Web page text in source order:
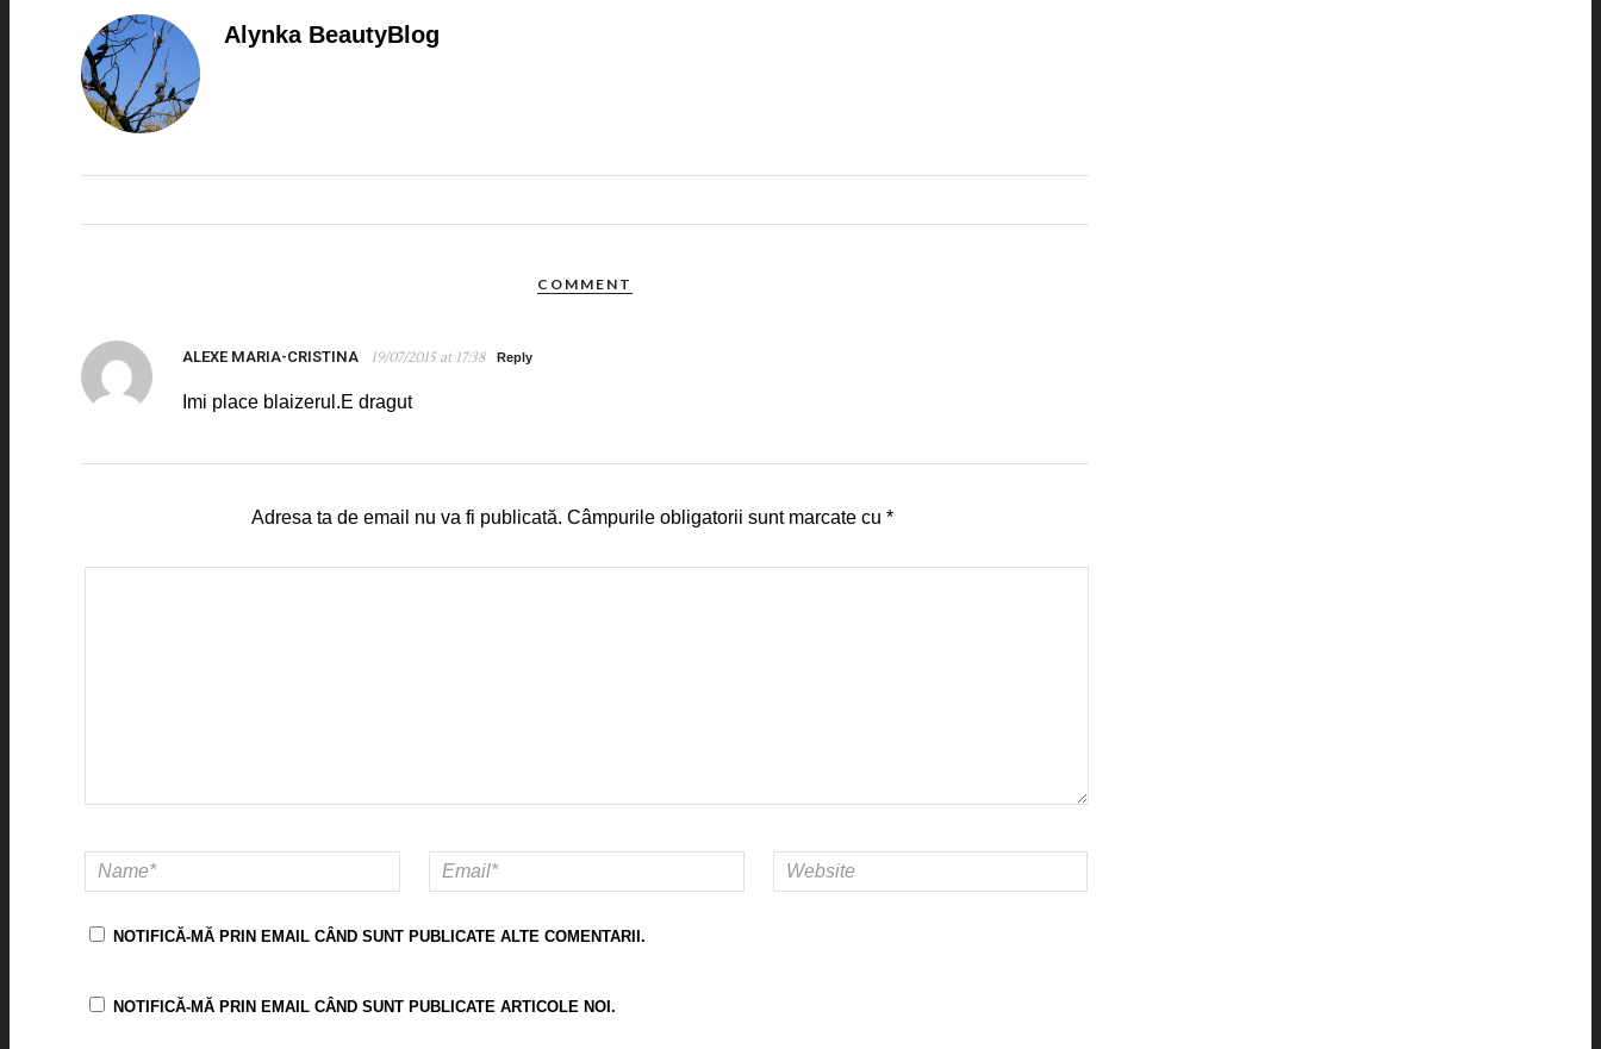
Alynka BeautyBlog
COMMENT
ALEXE MARIA-CRISTINA 19/07/2015 at 17:38 Reply
Imi place blaizerul.E dragut
Adresa ta de email nu va fi publicată. Câmpurile obligatorii sunt marcate cu *
NOTIFICĂ-MĂ PRIN EMAIL CÂND SUNT PUBLICATE ALTE COMENTARII.
NOTIFICĂ-MĂ PRIN EMAIL CÂND SUNT PUBLICATE ARTICOLE NOI.